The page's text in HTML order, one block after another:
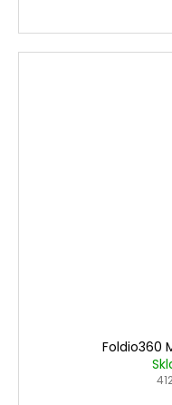
Foldio360